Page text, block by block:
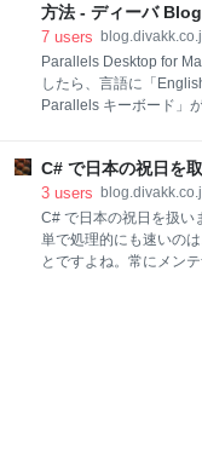
エア（ 給排水設備CAD
らについては当面バー
ありません。ちなみに
現在ある案件はお客様
を作るというものです
実現するにはどうすれ
装します。極端なこと
リを作って。デザ
方法 - ディーバ Blog
7 users
Parallels Desktop for
したら、言語に「
Parallels キーボード」
Windows が不安定にな
をインストールすると
定を開いても日本語し
Mac と Windows 仮想
ト同期を無効にする方
C# で日本の祝日を
3 users
C# で日本の祝日を扱い
単で処理的にも速いの
とですよね。常にメン